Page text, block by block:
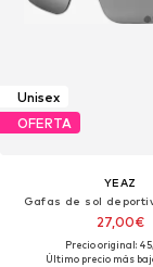
Unisex
OFERTA
YEAZ
Gafas de sol
27,00€
Precio original:
Último precio más